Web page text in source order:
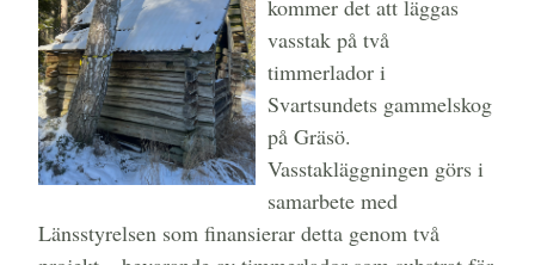
kommer det att läggas
vasstak på två
timmerlador i
Svartsundets gammelskog
på Gräsö.
Vasstakläggningen görs i
samarbete med
Länsstyrelsen som finansierar detta genom två